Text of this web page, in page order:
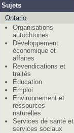
Sujets
Ontario
Organisations
autochtones
Développement
économique et
affaires
Revendications et
traités
Éducation
Emploi
Environnement et
ressources
naturelles
Services de santé et
services sociaux